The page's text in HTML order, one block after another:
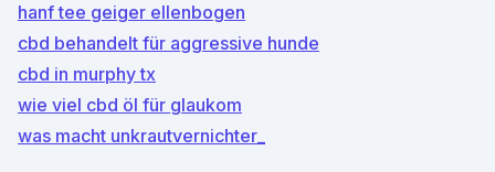
hanf tee geiger ellenbogen
cbd behandelt für aggressive hunde
cbd in murphy tx
wie viel cbd öl für glaukom
was macht unkrautvernichter_